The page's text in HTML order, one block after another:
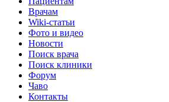
Врачам
Wiki-статьи
Фото и видео
Новости
Поиск врача
Поиск клиники
Форум
Чаво
Контакты